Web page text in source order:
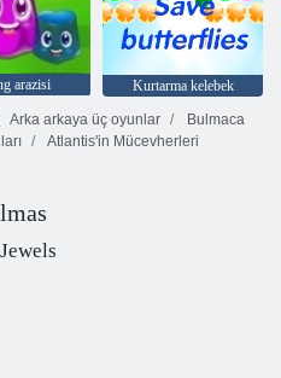
arazisi
Kurtarma kelebek
Arka arkaya üç oyunlar
Bulmaca
Atlantis'in Mücevherleri